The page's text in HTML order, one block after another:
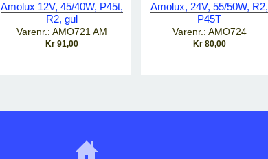
Amolux 12V, 45/40W, P45t,
R2, gul
Varenr.: AMO721 AM
Kr 91,00
Amolux, 24V, 55/50W, R2,
P45T
Varenr.: AMO724
Kr 80,00